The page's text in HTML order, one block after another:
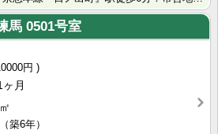
馬 0501号室
円
ヶ月
（築6年）